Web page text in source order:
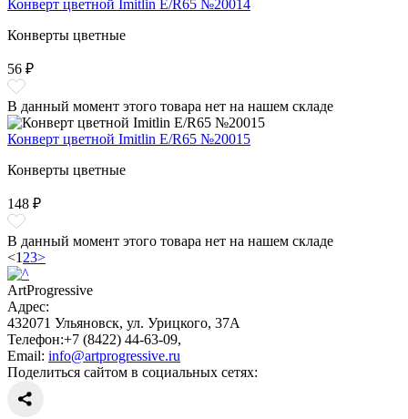
Конверт цветной Imitlin E/R65 №20014
Конверты цветные
56 ₽
В данный момент этого товара нет на нашем складе
Конверт цветной Imitlin E/R65 №20015
Конверты цветные
148 ₽
В данный момент этого товара нет на нашем складе
<1 23>
ArtProgressive
Адрес:
432071 Ульяновск, ул. Урицкого, 37А
Телефон:+7 (8422) 44-63-09,
Email: info@artprogressive.ru
Поделиться сайтом в социальных сетях: